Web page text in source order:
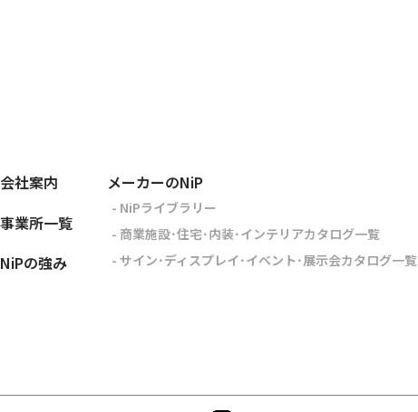
会社案内
事業所一覧
NiPの強み
メーカーのNiP
- NiPライブラリー
- 商業施設･住宅･内装･インテリアカタログ一覧
- サイン･ディスプレイ･イベント･展示会カタログ一覧